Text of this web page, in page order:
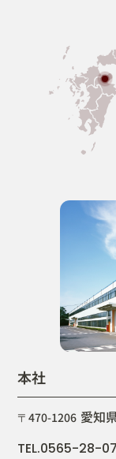
本社
〒470-1206 愛知
TEL.0565-28-